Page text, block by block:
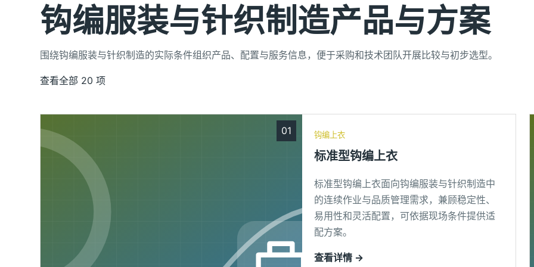
钩编服装与针织制造产品与方案
围绕钩编服装与针织制造的实际条件组织产品、配置与服务信息，便于采购和技术团队开展比较与初步选型。
查看全部 20 项
01 钩编上衣
标准型钩编上衣
标准型钩编上衣面向钩编服装与针织制造中
的连续作业与品质管理需求，兼顾稳定性、
易用性和灵活配置，可依据现场条件提供适
配方案。
查看详情 →